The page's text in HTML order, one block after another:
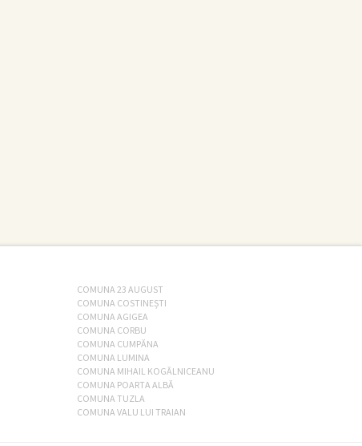
COMUNA 23 AUGUST
COMUNA COSTINEȘTI
COMUNA AGIGEA
COMUNA CORBU
COMUNA CUMPĂNA
COMUNA LUMINA
COMUNA MIHAIL KOGĂLNICEANU
COMUNA POARTA ALBĂ
COMUNA TUZLA
COMUNA VALU LUI TRAIAN